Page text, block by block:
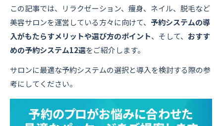
この記事では、リラクゼーション、痩身、ネイル、脱毛など
美容サロンを運営している方々に向けて、 予約システムの導
入がもたらすメリットや選び方のポイント、そして、 おすす
めの予約システム12選をご紹介します。
サロンに最適な予約システムの選択と導入を検討する際の参
考にしてください。